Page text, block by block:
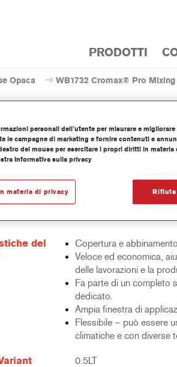
PRODOTTI
Opaca WB1732 Cromax® Pro
Cromax®
del
Copertura e
Veloce ed economica,
delle lavorazioni e la
Fa parte di un completo
dedicato.
Ampia finestra di
Flessibile – può essere
climatiche e con diverse
0.5LT
personali dell`utente per misurare e
le campagne di marketing e fornire contenuti e
del mouse per esercitare i propri diritti in
Informativa sulla privacy
materia di privacy